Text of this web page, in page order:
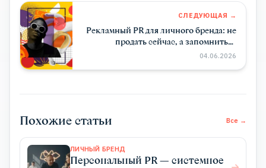
СЛЕДУЮЩАЯ →
Рекламный PR для личного бренда: не
продать сейчас, а запомниться
надолго!
04.06.2026
Похожие статьи Все →
ЛИЧНЫЙ БРЕНД
Персональный PR — системное